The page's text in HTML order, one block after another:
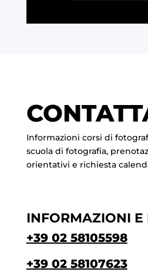
Informazioni corsi di
scuola di fotografia,
orientativi e richiesta
INFORMAZIONI E
+39 02 58105598
+39 02 58107623